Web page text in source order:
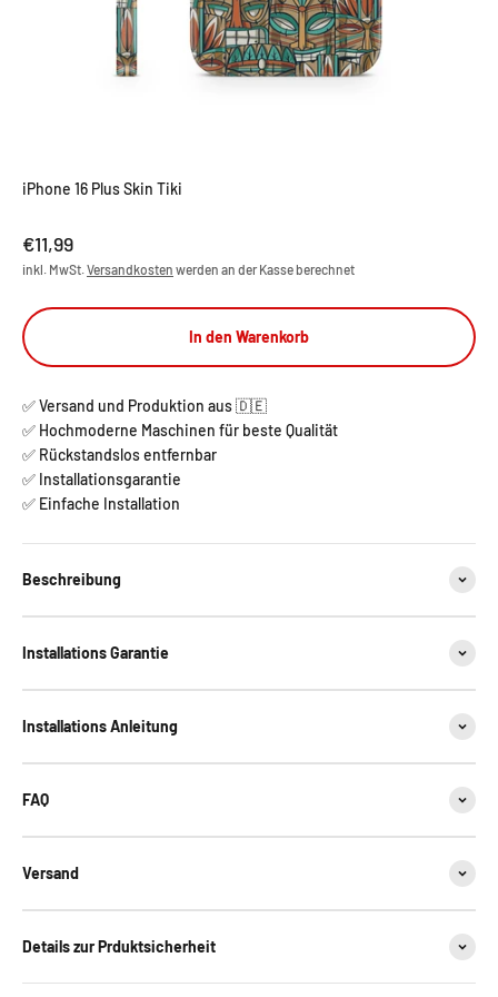
iPhone 16 Plus Skin Tiki
Angebot
€11,99
inkl. MwSt.Versandkosten werden an der Kasse berechnet
In den Warenkorb
✅ Versand und Produktion aus 🇩🇪
✅ Hochmoderne Maschinen für beste Qualität
✅ Rückstandslos entfernbar
✅ Installationsgarantie
✅ Einfache Installation
Beschreibung
Installations Garantie
Installations Anleitung
FAQ
Versand
Details zur Prduktsicherheit